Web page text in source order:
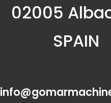
02005
SPAIN